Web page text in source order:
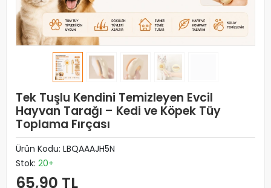
Tek Tuşlu Kendini Temizleyen Evcil
Hayvan Tarağı – Kedi ve Köpek Tüy
Toplama Fırçası
Ürün Kodu: LBQAAAJH5N
Stok: 20+
65,90 TL